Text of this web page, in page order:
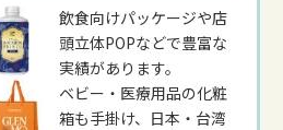
飲食向けパッケージや店
頭立体POPなどで豊富な
実績があります。
ベビー・医療用品の化粧
箱も手掛け、日本・台湾